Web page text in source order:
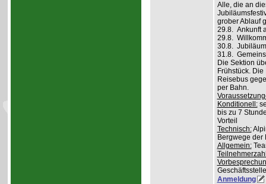
Alle, die an
grober Ablauf
29.8. Ankunft
29.8.
30.8.
31.8.
Die Sektion
Frühstück.
Reisebus
per Bahn.
Konditionell:
bis zu 7
Vorteil
Technisch:
Bergwege
Allgemein:
Anmeldung